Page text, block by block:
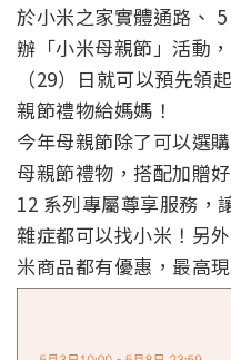
於小米之家實體通路、
辦「小米母親節」活動
（29）日就可以預先領
親節禮物給媽媽！
今年母親節除了可以選
母親節禮物，搭配加贈
12 系列專屬尊享服務，
雜症都可以找小米！另
米商品都有優惠，最高